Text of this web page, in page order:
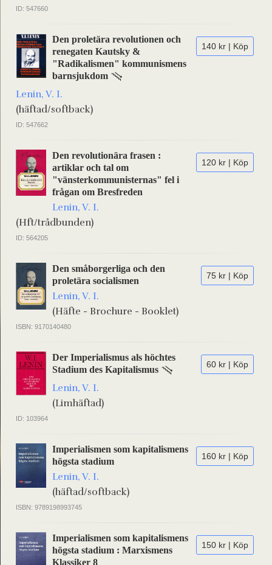
ID: 547660
140 kr | Köp
Den proletära revolutionen och
renegaten Kautsky &
"Radikalismen" kommunismens
barnsjukdom
Lenin, V. I.
(häftad/softback)
ID: 547662
120 kr | Köp
Den revolutionära frasen :
artiklar och tal om
"vänsterkommunisternas" fel i
frågan om Bresfreden
Lenin, V. I.
(Hft/trådbunden)
ID: 564205
75 kr | Köp
Den småborgerliga och den
proletära socialismen
Lenin, V. I.
(Häfte - Brochure - Booklet)
ISBN: 9170140480
60 kr | Köp
Der Imperialismus als höchtes
Stadium des Kapitalismus
Lenin, V. I.
(Limhäftad)
ID: 103964
160 kr | Köp
Imperialismen som kapitalismens
högsta stadium
Lenin, V. I.
(häftad/softback)
ISBN: 9789198993745
150 kr | Köp
Imperialismen som kapitalismens
högsta stadium : Marxismens
Klassiker 8